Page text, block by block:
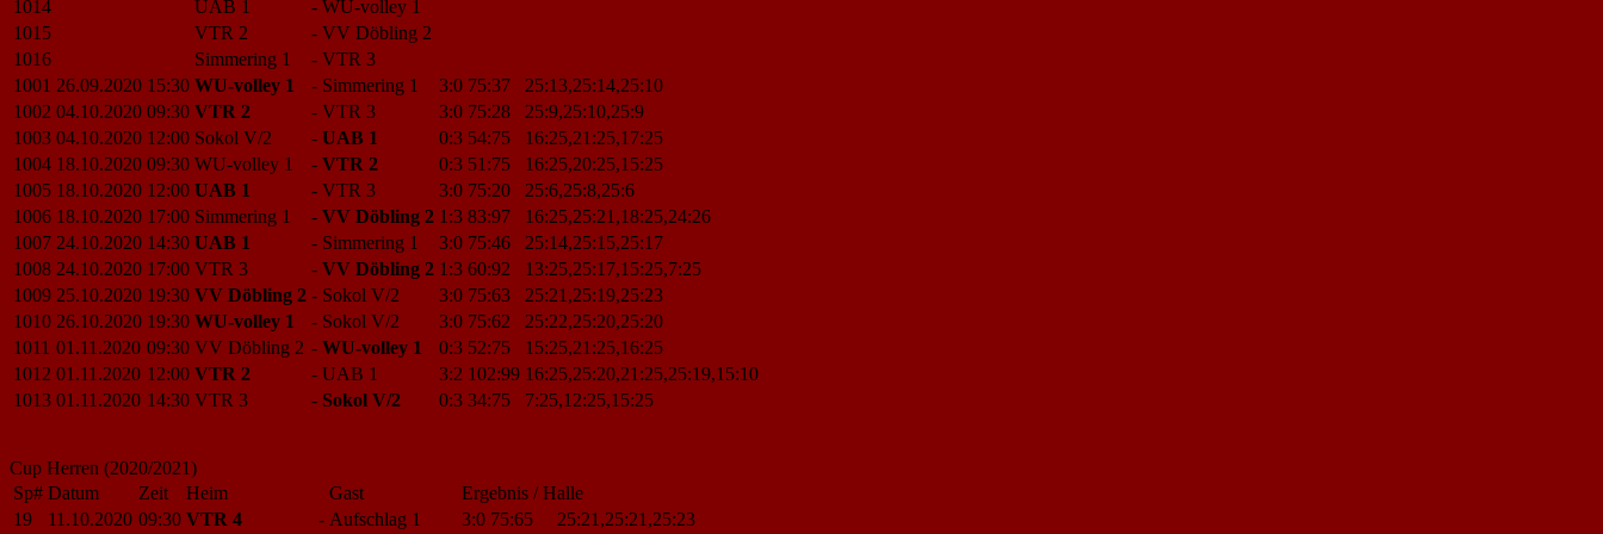
1014 UAB 1 - WU-volley 1
1015
VTR 2 - VV Döbling 2
1016
Simmering 1 - VTR 3
1001 26.09.2020 15:30 WU-volley 1 - Simmering 1 3:0 75:37
25:13,25:14,25:10
1002 04.10.2020 09:30 VTR 2 - VTR 3 3:0 75:28
25:9,25:10,25:9
1003 04.10.2020 12:00 Sokol V/2 - UAB 1 0:3 54:75
16:25,21:25,17:25
1004 18.10.2020 09:30 WU-volley 1 - VTR 2 0:3 51:75
16:25,20:25,15:25
1005 18.10.2020 12:00 UAB 1 - VTR 3 3:0 75:20
25:6,25:8,25:6
1006 18.10.2020 17:00 Simmering 1 - VV Döbling 2 1:3 83:97
16:25,25:21,18:25,24:26
1007 24.10.2020 14:30 UAB 1 - Simmering 1 3:0 75:46
25:14,25:15,25:17
1008 24.10.2020 17:00 VTR 3 - VV Döbling 2 1:3 60:92
13:25,25:17,15:25,7:25
1009 25.10.2020 19:30 VV Döbling 2 - Sokol V/2 3:0 75:63
25:21,25:19,25:23
1010 26.10.2020 19:30 WU-volley 1 - Sokol V/2 3:0 75:62
25:22,25:20,25:20
1011 01.11.2020 09:30 VV Döbling 2 - WU-volley 1 0:3 52:75
15:25,21:25,16:25
1012 01.11.2020 12:00 VTR 2 - UAB 1 3:2 102:99 16:25,25:20,21:25,25:19,15:10
1013 01.11.2020 14:30 VTR 3 - Sokol V/2 0:3 34:75 7:25,12:25,15:25
Cup Herren (2020/2021)
Sp# Datum Zeit Heim Gast
Ergebnis / Halle
19
11.10.2020 09:30 VTR 4 - Aufschlag 1 3:0 75:65 25:21,25:21,25:23